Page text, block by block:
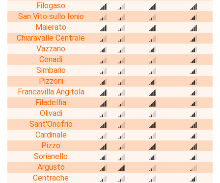
Filogaso
San Vito sullo Ionio
Maierato
Chiaravalle Centrale
Vazzano
Cenadi
Simbario
Pizzoni
Francavilla Angitola
Filadelfia
Olivadi
Sant'Onofrio
Cardinale
Pizzo
Sorianello
Argusto
Centrache